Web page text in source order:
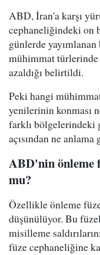
ABD, İran'a karşı
cephaneliğindeki on
günlerde
mühimmat türlerinde
azaldığı belirtildi.
Peki hangi
yenilerinin konması
farklı bölgelerindeki
açısından ne anlama
ABD'nin önleme
mu?
Özellikle önleme
düşünülüyor. Bu
misilleme
füze cephaneliğine